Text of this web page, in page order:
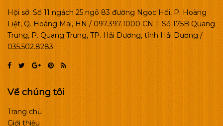
Hội sở: Số 11 ngách 25 ngõ 83 đường Ngọc Hồi, P. Hoàng
Liệt, Q. Hoàng Mai, HN / 097.397.1000 CN 1: Số 175B Quang
Trung, P. Quang Trung, TP. Hải Dương, tỉnh Hải Dương /
035.502.8283
Về chúng tôi
Trang chủ
Giới thiệu